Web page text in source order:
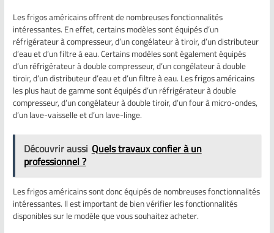
Les frigos américains offrent de nombreuses fonctionnalités
intéressantes. En effet, certains modèles sont équipés d’un
réfrigérateur à compresseur, d’un congélateur à tiroir, d’un distributeur
d’eau et d’un filtre à eau. Certains modèles sont également équipés
d’un réfrigérateur à double compresseur, d’un congélateur à double
tiroir, d’un distributeur d’eau et d’un filtre à eau. Les frigos américains
les plus haut de gamme sont équipés d’un réfrigérateur à double
compresseur, d’un congélateur à double tiroir, d’un four à micro-ondes,
d’un lave-vaisselle et d’un lave-linge.
Découvrir aussi Quels travaux confier à un
professionnel ?
Les frigos américains sont donc équipés de nombreuses fonctionnalités
intéressantes. Il est important de bien vérifier les fonctionnalités
disponibles sur le modèle que vous souhaitez acheter.